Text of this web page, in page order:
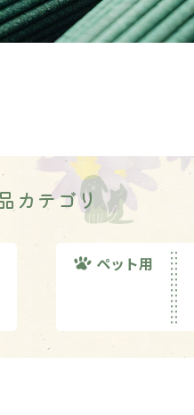
カテゴリ
ペット用